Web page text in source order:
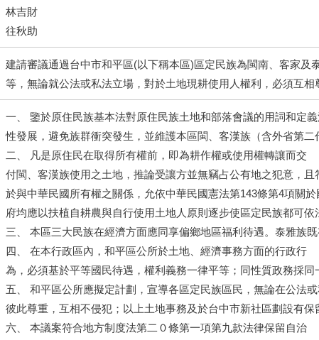
林吉財
往秋助
建請審議通過台中市和平區(以下稱本區)區定民族為閩南、客家
等，無論就公法或私法立場，對於土地現耕使用人權利，必須互相
一、 鑒於原住民族基本法對原住民族土地和部落會議的用詞和定
性發展，避免族群衝突發生，並維護本區閩、客漢族（含外省第二
二、 凡是原住民在取得所有權前，即為耕作權或使用權轉讓而交
付閩、客漢族使用之土地，推論受讓方並無竊占公有地之犯意，
於與中華民國所有權之關係，允依中華民國憲法第143條第4項關
府均應以扶植自耕農與自行使用土地人原則逐步使區定民族都可
三、 本區三大民族在經濟方面應同享偏鄉地區福利待遇。泰雅族
四、 在本行政區內，和平區公所於土地、經濟事務方面的行政行
為，必須基於平等國民待遇，權利義務一律平等；同性質政務採
五、 和平區公所應擬定計劃，宣導各區定民族區民，無論在公法
彼此尊重，互相不侵犯；以上土地事務及於台中市新社區劃設有保
六、 本議案符合地方制度法第二０條第一項第九款法律保留自治